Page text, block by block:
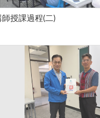
師授課過程(二)